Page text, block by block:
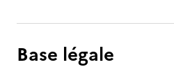
Base légale